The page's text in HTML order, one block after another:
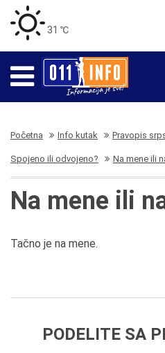
31 ℃
Početna Info kutak Pravopis
Spojeno ili odvojeno? Na mene ili
Na mene ili
Tačno je na mene.
PODELITE SA